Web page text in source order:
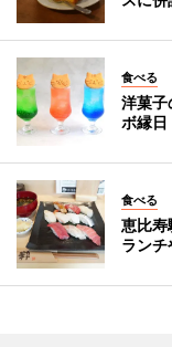
食べる
洋菓子
ボ縁
食べる
恵比
ランチ